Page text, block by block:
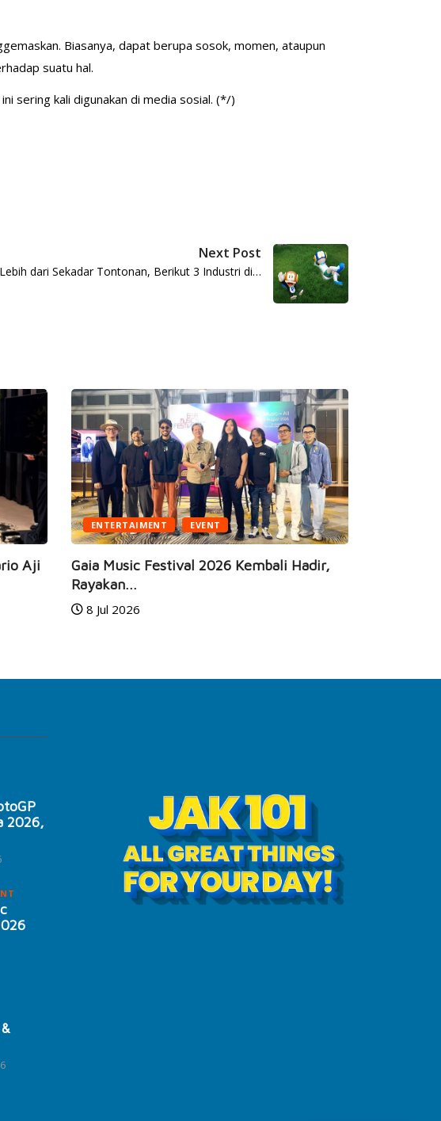
Biasanya, dapat berupa sosok, momen, ataupun
suatu hal.
sering kali digunakan di media sosial. (*/)
Next Post
Lebih dari Sekadar Tontonan, Berikut 3 Industri di…
Aji
ENTERTAIMENT EVENT
Gaia Music Festival 2026 Kembali Hadir,
Rayakan...
8 Jul 2026
2026,